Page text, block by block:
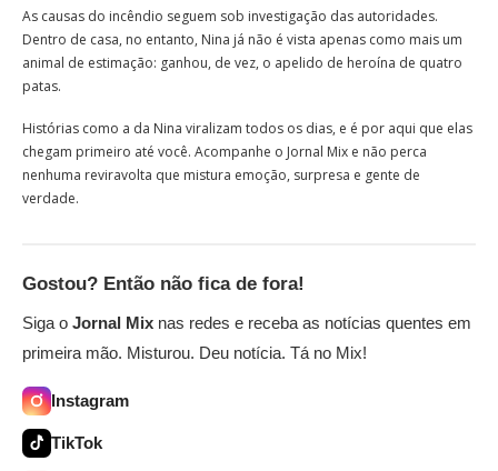
As causas do incêndio seguem sob investigação das autoridades.
Dentro de casa, no entanto, Nina já não é vista apenas como mais um
animal de estimação: ganhou, de vez, o apelido de heroína de quatro
patas.
Histórias como a da Nina viralizam todos os dias, e é por aqui que elas
chegam primeiro até você. Acompanhe o Jornal Mix e não perca
nenhuma reviravolta que mistura emoção, surpresa e gente de
verdade.
Gostou? Então não fica de fora!
Siga o Jornal Mix nas redes e receba as notícias quentes em
primeira mão. Misturou. Deu notícia. Tá no Mix!
Instagram
TikTok